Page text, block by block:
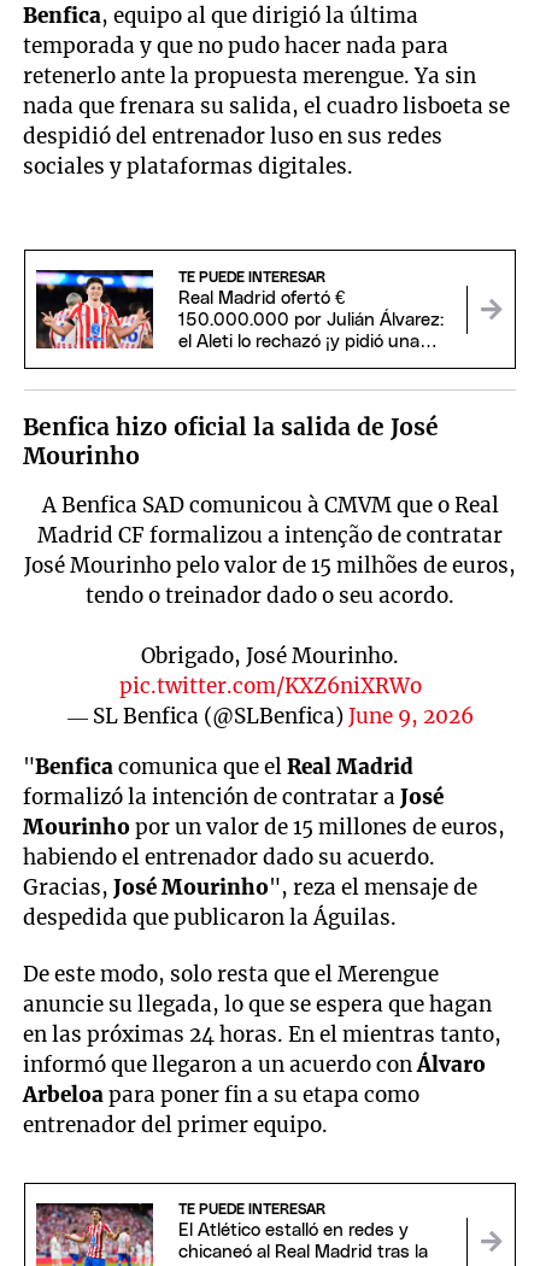
Benfica, equipo al que dirigió la última
temporada y que no pudo hacer nada para
retenerlo ante la propuesta merengue. Ya sin
nada que frenara su salida, el cuadro lisboeta se
despidió del entrenador luso en sus redes
sociales y plataformas digitales.
TE PUEDE INTERESAR
Real Madrid ofertó €
150.000.000 por Julián Álvarez:
el Aleti lo rechazó ¡y pidió una
Benfica hizo oficial la salida de José
Mourinho
A Benfica SAD comunicou à CMVM que o Real
Madrid CF formalizou a intenção de contratar
José Mourinho pelo valor de 15 milhões de euros,
tendo o treinador dado o seu acordo.
Obrigado, José Mourinho.
pic.twitter.com/KXZ6niXRWo
— SL Benfica (@SLBenfica)June 9, 2026
"Benficacomunica que elReal Madrid
formalizó la intención de contratar aJosé
Mourinhopor un valor de 15 millones de euros,
habiendo el entrenador dado su acuerdo.
Gracias,José Mourinho", reza el mensaje de
despedida que publicaron la Águilas.
De este modo, solo resta que el Merengue
anuncie su llegada, lo que se espera que hagan
en las próximas 24 horas. En el mientras tanto,
informó que llegaron a un acuerdo conÁlvaro
Arbeloapara poner fin a su etapa como
entrenador del primer equipo.
TE PUEDE INTERESAR
El Atlético estalló en redes y
chicaneó al Real Madrid tras la